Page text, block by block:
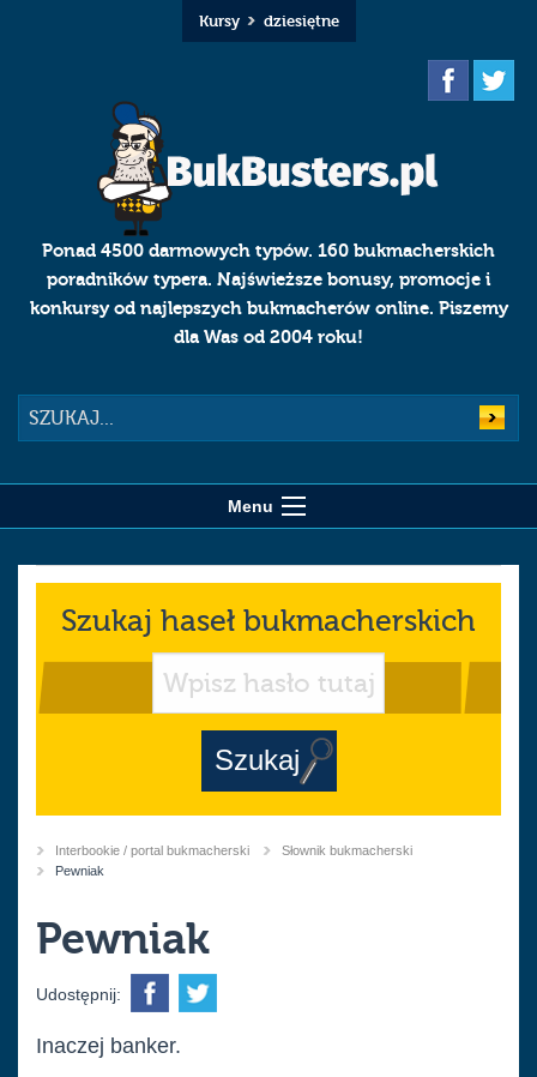
Kursy dziesiętne
Ponad 4500 darmowych typów. 160 bukmacherskich
poradników typera. Najświeższe bonusy, promocje i
konkursy od najlepszych bukmacherów online. Piszemy
dla Was od 2004 roku!
Menu
Szukaj haseł bukmacherskich
You
here
Interbookie / portal bukmacherski
Słownik bukmacherski
Current:
Pewniak
Pewniak
Udostępnij:
Inaczej banker.